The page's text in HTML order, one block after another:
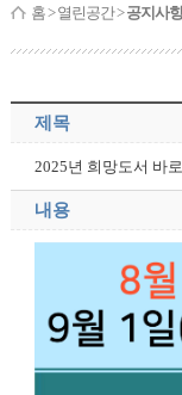
홈> 열린공간 >공지사항
제목
2025년 희망도서 바
내용